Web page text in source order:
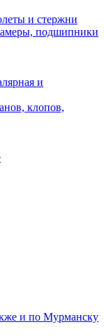
и стержни
подшипники
и
клопов,
и по Мурманску